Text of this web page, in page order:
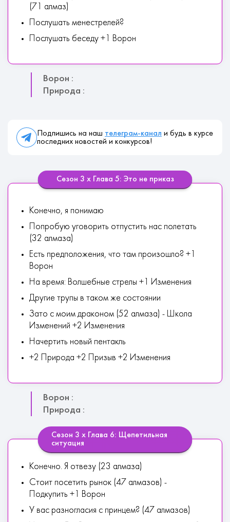
(71 алмаз)
Послушать менестрелей?
Послушать беседу +1 Ворон
Ворон :
Природа :
Подпишись на наш телеграм-канал и будь в курсе
последних новостей и конкурсов!
Сезон 3 х Глава 5: Это не приказ
Конечно, я понимаю
Попробую уговорить отпустить нас полетать
(32 алмаза)
Есть предположения, что там произошло? +1
Ворон
На время: Волшебные стрелы +1 Изменения
Другие трупы в таком же состоянии
Зато с моим драконом (52 алмаза) - Школа
Изменений +2 Изменения
Начертить новый пентакль
+2 Природа +2 Призыв +2 Изменения
Ворон :
Природа :
Сезон 3 х Глава 6: Щепетильная
ситуация
Конечно. Я отвезу (23 алмаза)
Стоит посетить рынок (47 алмазов) -
Подкупить +1 Ворон
У вас разногласия с принцем? (47 алмазов)